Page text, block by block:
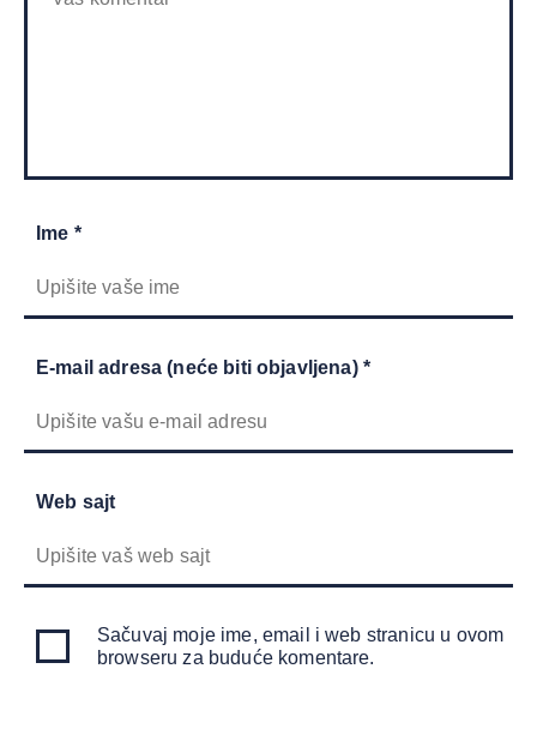
Ime *
E-mail adresa (neće biti objavljena) *
Web sajt
Sačuvaj moje ime, email i web stranicu u ovom
browseru za buduće komentare.